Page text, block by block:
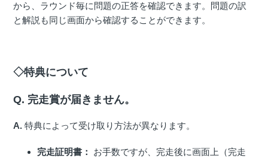
から、ラウンド毎に問題の正答を確認できます。問題の訳
と解説も同じ画面から確認することができます。
◇特典について
Q. 完走賞が届きません。
A. 特典によって受け取り方法が異なります。
完走証明書：
お手数ですが、完走後に画面上（完走